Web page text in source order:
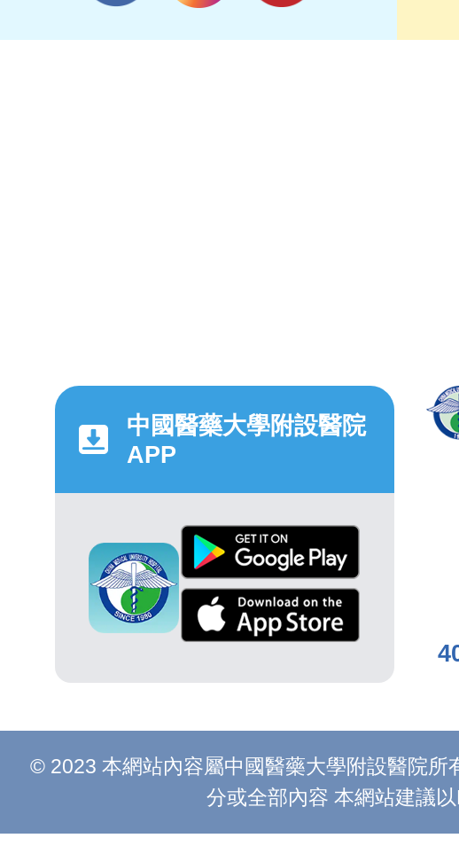
中國醫藥大學附設醫院
APP
© 2023 本網站內容屬中國醫藥大學附設醫院
分或全部內容 本網站建議